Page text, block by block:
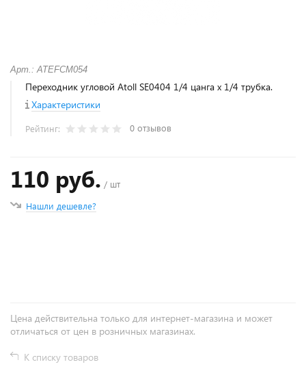
Арт.: ATEFCM054
Переходник угловой Atoll SE0404 1/4 цанга x 1/4 трубка.
Характеристики
Рейтинг: 0 отзывов
110 руб. / шт
Нашли дешевле?
Цена действительна только для интернет-магазина и может
отличаться от цен в розничных магазинах.
К списку товаров